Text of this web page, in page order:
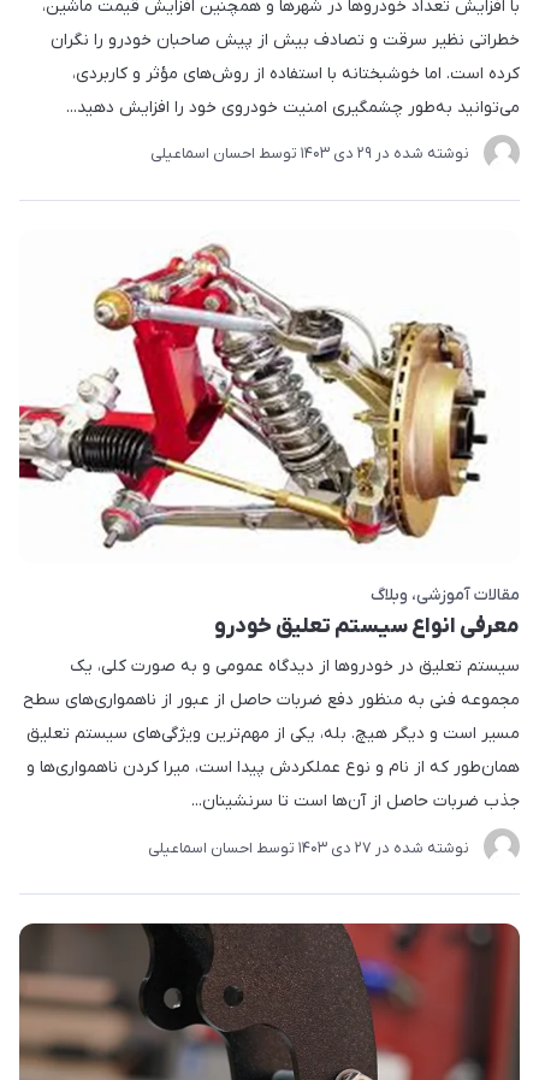
با افزایش تعداد خودروها در شهرها و همچنین افزایش قیمت ماشین،
خطراتی نظیر سرقت و تصادف بیش از پیش صاحبان خودرو را نگران
کرده است. اما خوشبختانه با استفاده از روش‌های مؤثر و کاربردی،
می‌توانید به‌طور چشمگیری امنیت خودروی خود را افزایش دهید...
نوشته شده در 29 دی 1403 توسط احسان اسماعیلی
مقالات آموزشی وبلاگ
معرفی انواع سیستم تعلیق خودرو
سیستم تعلیق در خودروها از دیدگاه عمومی و به صورت کلی، یک
مجموعه فنی به منظور دفع ضربات حاصل از عبور از ناهمواری‌های سطح
مسیر است و دیگر هیچ. بله، یکی از مهم‌ترین ویژگی‌های سیستم تعلیق
همان‌طور که از نام و نوع عملکردش پیدا است، میرا کردن ناهمواری‌ها و
جذب ضربات حاصل از آن‌ها است تا سرنشینان...
نوشته شده در 27 دی 1403 توسط احسان اسماعیلی